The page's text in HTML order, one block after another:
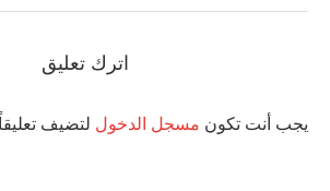
اترك تعليق
يجب أنت تكون مسجل الدخول لتضيف